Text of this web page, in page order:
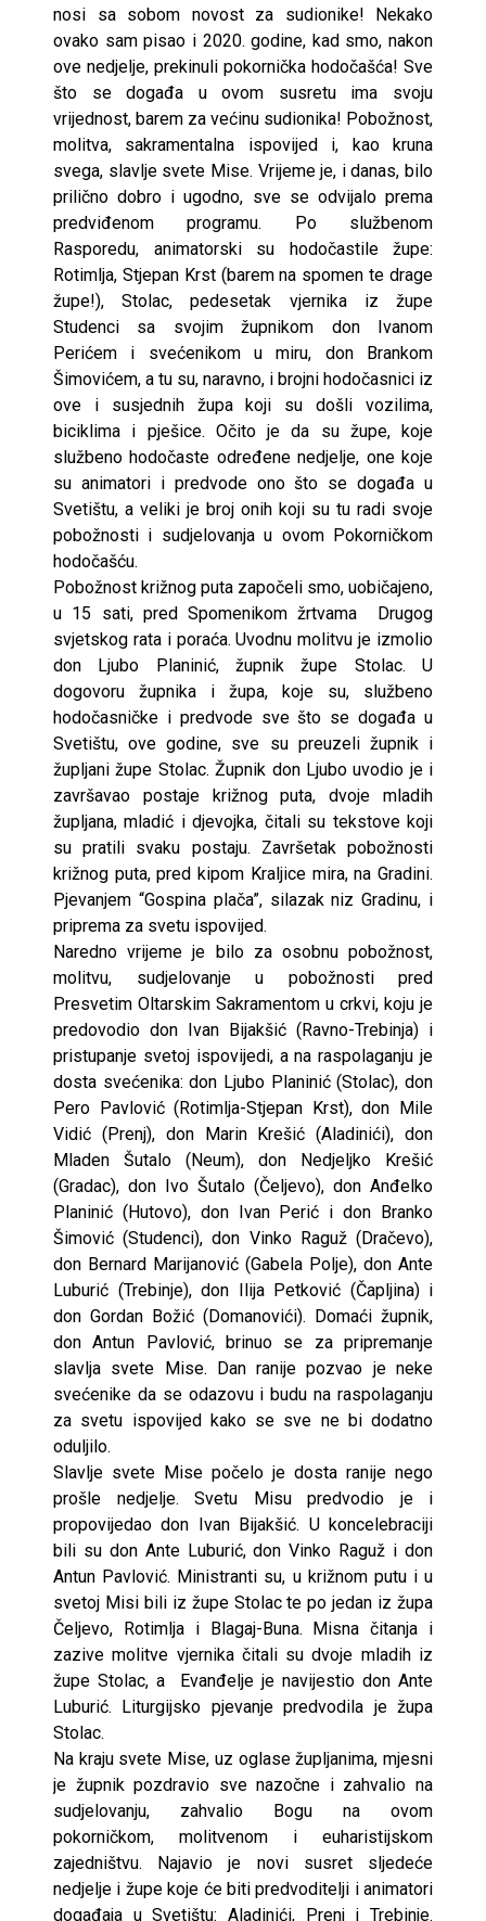
nosi sa sobom novost za sudionike! Nekako
ovako sam pisao i 2020. godine, kad smo, nakon
ove nedjelje, prekinuli pokornička hodočašća! Sve
što se događa u ovom susretu ima svoju
vrijednost, barem za većinu sudionika! Pobožnost,
molitva, sakramentalna ispovijed i, kao kruna
svega, slavlje svete Mise. Vrijeme je, i danas, bilo
prilično dobro i ugodno, sve se odvijalo prema
predviđenom programu. Po službenom
Rasporedu, animatorski su hodočastile župe:
Rotimlja, Stjepan Krst (barem na spomen te drage
župe!), Stolac, pedesetak vjernika iz župe
Studenci sa svojim župnikom don Ivanom
Perićem i svećenikom u miru, don Brankom
Šimovićem, a tu su, naravno, i brojni hodočasnici iz
ove i susjednih župa koji su došli vozilima,
biciklima i pješice. Očito je da su župe, koje
službeno hodočaste određene nedjelje, one koje
su animatori i predvode ono što se događa u
Svetištu, a veliki je broj onih koji su tu radi svoje
pobožnosti i sudjelovanja u ovom Pokorničkom
hodočašću.
Pobožnost križnog puta započeli smo, uobičajeno,
u 15 sati, pred Spomenikom žrtvama Drugog
svjetskog rata i poraća. Uvodnu molitvu je izmolio
don Ljubo Planinić, župnik župe Stolac. U
dogovoru župnika i župa, koje su, službeno
hodočasničke i predvode sve što se događa u
Svetištu, ove godine, sve su preuzeli župnik i
župljani župe Stolac. Župnik don Ljubo uvodio je i
završavao postaje križnog puta, dvoje mladih
župljana, mladić i djevojka, čitali su tekstove koji
su pratili svaku postaju. Završetak pobožnosti
križnog puta, pred kipom Kraljice mira, na Gradini.
Pjevanjem “Gospina plača”, silazak niz Gradinu, i
priprema za svetu ispovijed.
Naredno vrijeme je bilo za osobnu pobožnost,
molitvu, sudjelovanje u pobožnosti pred
Presvetim Oltarskim Sakramentom u crkvi, koju je
predovodio don Ivan Bijakšić (Ravno-Trebinja) i
pristupanje svetoj ispovijedi, a na raspolaganju je
dosta svećenika: don Ljubo Planinić (Stolac), don
Pero Pavlović (Rotimlja-Stjepan Krst), don Mile
Vidić (Prenj), don Marin Krešić (Aladinići), don
Mladen Šutalo (Neum), don Nedjeljko Krešić
(Gradac), don Ivo Šutalo (Čeljevo), don Anđelko
Planinić (Hutovo), don Ivan Perić i don Branko
Šimović (Studenci), don Vinko Raguž (Dračevo),
don Bernard Marijanović (Gabela Polje), don Ante
Luburić (Trebinje), don Ilija Petković (Čapljina) i
don Gordan Božić (Domanovići). Domaći župnik,
don Antun Pavlović, brinuo se za pripremanje
slavlja svete Mise. Dan ranije pozvao je neke
svećenike da se odazovu i budu na raspolaganju
za svetu ispovijed kako se sve ne bi dodatno
oduljilo.
Slavlje svete Mise počelo je dosta ranije nego
prošle nedjelje. Svetu Misu predvodio je i
propovijedao don Ivan Bijakšić. U koncelebraciji
bili su don Ante Luburić, don Vinko Raguž i don
Antun Pavlović. Ministranti su, u križnom putu i u
svetoj Misi bili iz župe Stolac te po jedan iz župa
Čeljevo, Rotimlja i Blagaj-Buna. Misna čitanja i
zazive molitve vjernika čitali su dvoje mladih iz
župe Stolac, a Evanđelje je navijestio don Ante
Luburić. Liturgijsko pjevanje predvodila je župa
Stolac.
Na kraju svete Mise, uz oglase župljanima, mjesni
je župnik pozdravio sve nazočne i zahvalio na
sudjelovanju, zahvalio Bogu na ovom
pokorničkom, molitvenom i euharistijskom
zajedništvu. Najavio je novi susret sljedeće
nedjelje i župe koje će biti predvoditelji i animatori
događaja u Svetištu: Aladinići, Prenj i Trebinje.